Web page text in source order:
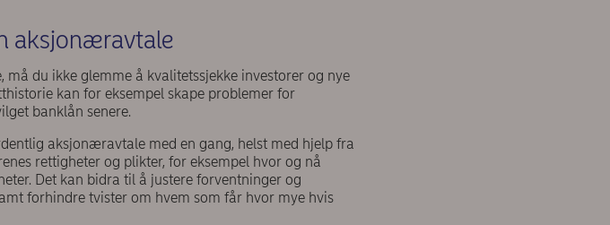
aksjonæravtale
du ikke glemme å kvalitetssjekke investorer og nye
kan for eksempel skape problemer for
banklån senere.
aksjonæravtale med en gang, helst med hjelp fra
rettigheter og plikter, for eksempel hvor og nå
Det kan bidra til å justere forventninger og
forhindre tvister om hvem som får hvor mye hvis